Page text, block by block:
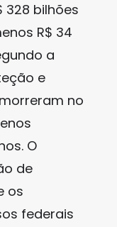
328 bilhões
R$ 34
a
e
no
O
de
os
federais